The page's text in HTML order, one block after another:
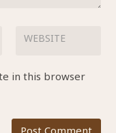
in this browser